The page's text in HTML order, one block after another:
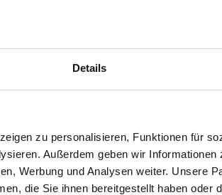
Details
zu personalisieren, Funktionen für
Außerdem geben wir Informationen
Werbung und Analysen weiter. Unsere
die Sie ihnen bereitgestellt haben oder